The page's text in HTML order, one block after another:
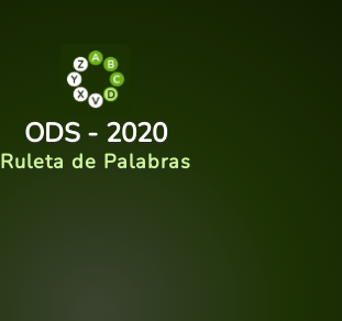
ODS - 2020
Ruleta de Palabras